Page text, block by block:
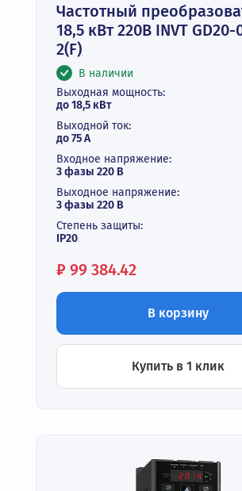
Частотный
18,5 кВт 220В INVT GD20-
2(F)
В наличии
Выходная мощность:
до 18,5 кВт
Выходной ток:
до 75 А
Входное напряжение:
3 фазы 220 В
Выходное напряжение:
3 фазы 220 В
Степень защиты:
IP20
Цена:
₽ 99 384.42
В корзину
Купить в 1 клик